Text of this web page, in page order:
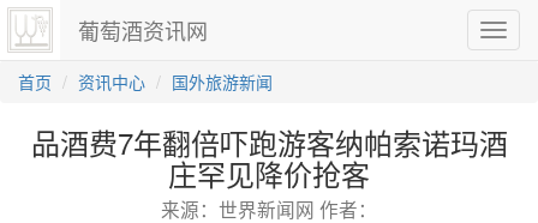
切
换
葡萄酒资讯网
首页 资讯中心 国外旅游新闻
品酒费7年翻倍吓跑游客纳帕索诺玛酒
庄罕见降价抢客
来源：世界新闻网 作者：